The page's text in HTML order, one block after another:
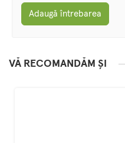
Adaugă întrebarea
VĂ RECOMANDĂM ȘI